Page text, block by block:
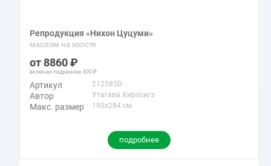
Репродукция «Нихон Цуцуми»
маслом на холсте
8860
включая подрамник 600
Артикул 212585D
Автор Утагава Хиросигэ
Макс. размер 190x284 см
подробнее